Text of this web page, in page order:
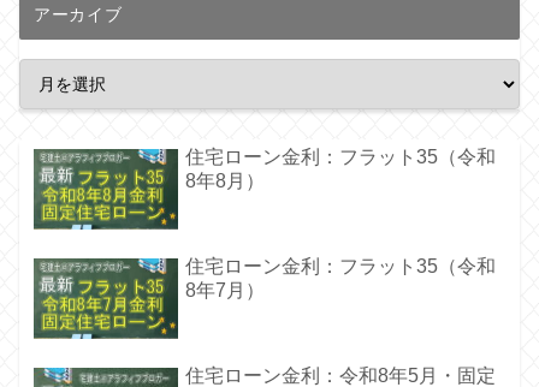
アーカイブ
住宅ローン金利：フラット35（令和
8年8月）
住宅ローン金利：フラット35（令和
8年7月）
住宅ローン金利：令和8年5月・固定